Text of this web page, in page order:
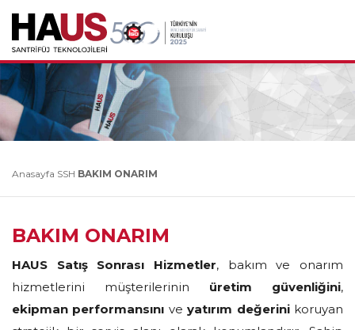
Anasayfa SSH BAKIM ONARIM
BAKIM ONARIM
HAUS Satış Sonrası Hizmetler, bakım ve onarım
hizmetlerini müşterilerinin üretim güvenliğini,
ekipman performansını veyatırım değerinikoruyan